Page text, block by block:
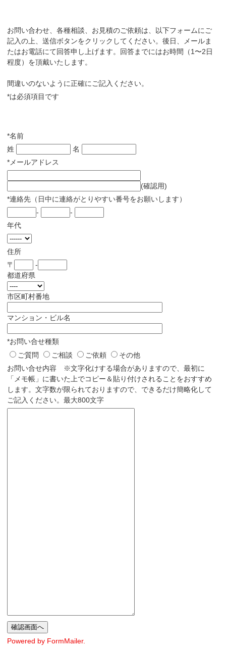
お問い合わせ、各種相談、お見積のご依頼は、以下フォームにご
記入の上、送信ボタンをクリックしてください。後日、メールま
たはお電話にて回答申し上げます。回答までにはお時間（1〜2日
程度）を頂戴いたします。
間違いのないように正確にご記入ください。
*は必須項目です
*名前
姓
名
*メールアドレス
(確認用)
*連絡先（日中に連絡がとりやすい番号をお願いします）
-
-
年代
住所
〒
-
都道府県
市区町村番地
マンション・ビル名
*お問い合せ種類
ご質問
ご相談 ご依頼
その他
お問い合せ内容 ※文字化けする場合がありますので、最初に
「メモ帳」に書いた上でコピー＆貼り付けされることをおすすめ
します。文字数が限られておりますので、できるだけ簡略化して
ご記入ください。最大800文字
Powered by FormMailer.